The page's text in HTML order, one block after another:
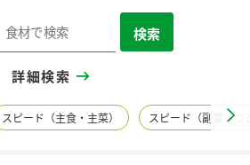
検索
詳細検索
スピード（主食・主菜） スピード（副菜・つ